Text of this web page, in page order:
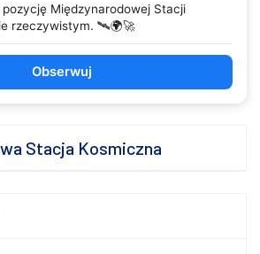
Międzynarodowej Stacji
rzeczywistym. 🛰️🌍🚀
Obserwuj
Stacja Kosmiczna